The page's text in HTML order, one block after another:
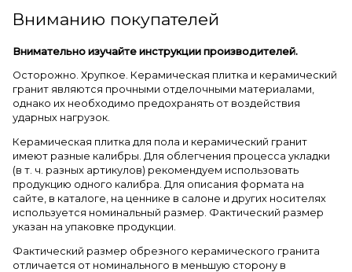
Вниманию покупателей
Внимательно изучайте инструкции производителей.
Осторожно. Хрупкое. Керамическая плитка и керамический
гранит являются прочными отделочными материалами,
однако их необходимо предохранять от воздействия
ударных нагрузок.
Керамическая плитка для пола и керамический гранит
имеют разные калибры. Для облегчения процесса укладки
(в т. ч. разных артикулов) рекомендуем использовать
продукцию одного калибра. Для описания формата на
сайте, в каталоге, на ценнике в салоне и других носителях
используется номинальный размер. Фактический размер
указан на упаковке продукции.
Фактический размер обрезного керамического гранита
отличается от номинального в меньшую сторону в